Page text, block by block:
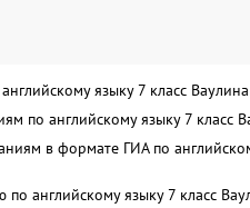
языку 7 класс
по английскому языку 7 класс
в формате ГИА по
английскому языку 7 класс